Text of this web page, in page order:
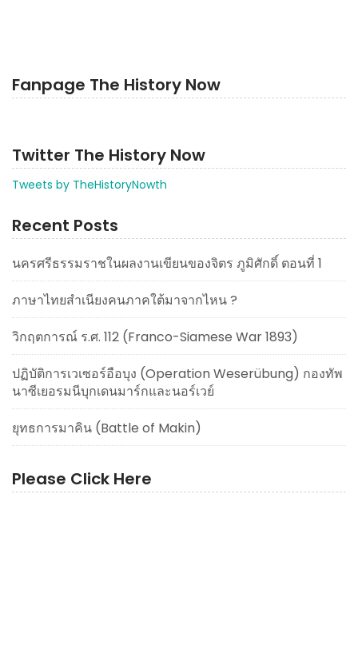
Fanpage The History Now
Twitter The History Now
Tweets by TheHistoryNowth
Recent Posts
นครศรีธรรมราชในผลงานเขียนของจิตร ภูมิศักดิ์ ตอนที่ 1
ภาษาไทยสำเนียงคนภาคใต้มาจากไหน ?
วิกฤตการณ์ ร.ศ. 112 (Franco-Siamese War 1893)
ปฏิบัติการเวเซอร์อือบุง (Operation Weserübung) กองทัพ
นาซีเยอรมนีบุกเดนมาร์กและนอร์เวย์
ยุทธการมาคิน (Battle of Makin)
Please Click Here